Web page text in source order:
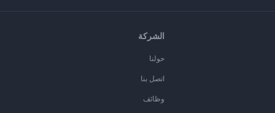
الشركة
حولنا
اتصل بنا
وظائف